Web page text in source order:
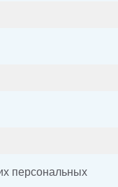
персональных